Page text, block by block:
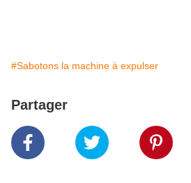
#Sabotons la machine à expulser
Partager